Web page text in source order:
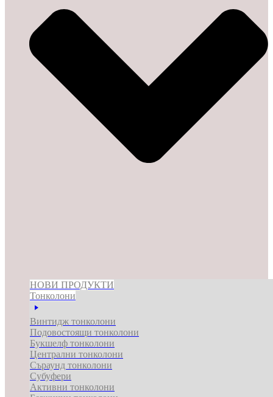
НОВИ ПРОДУКТИ
Тонколони
Винтидж тонколони
Подовостоящи тонколони
Букшелф тонколони
Централни тонколони
Съраунд тонколони
Субуфери
Активни тонколони